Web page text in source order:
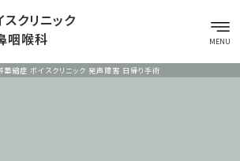
縮症 ボイスクリニック 発声障害 日帰り手術
クリニック
咽喉科
MENU